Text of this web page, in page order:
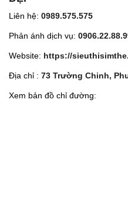
Liên hệ: 0989.575.575
Phản ánh dịch vụ:
Website: https://
Địa chỉ : 73 Trường Chinh,
Xem bản đồ chỉ đường: